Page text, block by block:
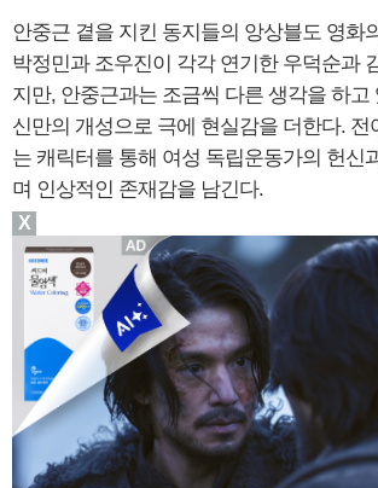
안중근 곁을 지킨 동지들의 앙상블도 영화
박정민과 조우진이 각각 연기한 우덕순과
지만, 안중근과는 조금씩 다른 생각을 하고
신만의 개성으로 극에 현실감을 더한다. 전
는 캐릭터를 통해 여성 독립운동가의 헌신
며 인상적인 존재감을 남긴다.
X